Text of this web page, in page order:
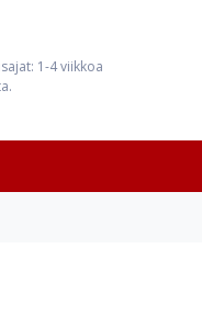
1-4 viikkoa